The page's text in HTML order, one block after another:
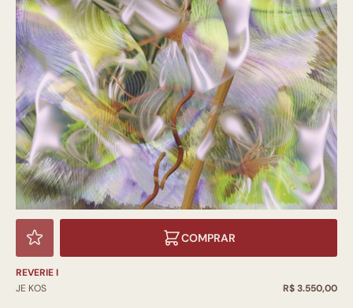
COMPRAR
REVERIE I
JE KOS
R$ 3.550,00